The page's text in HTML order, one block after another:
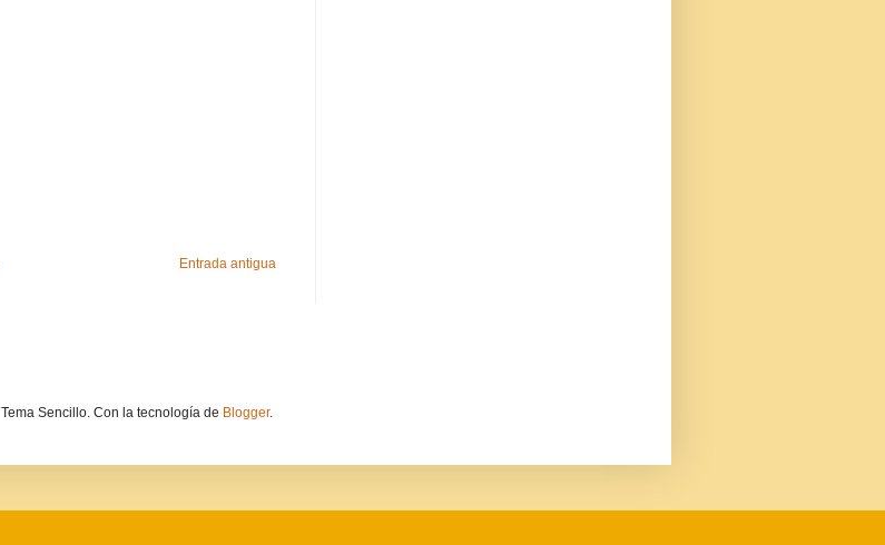
Entrada antigua
Tema Sencillo. Con la tecnología de Blogger.